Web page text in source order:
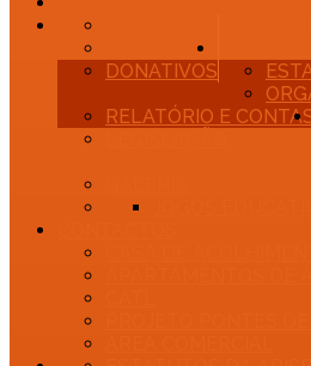
SERVIÇOS
DONATIVOS
RELATÓRIO E